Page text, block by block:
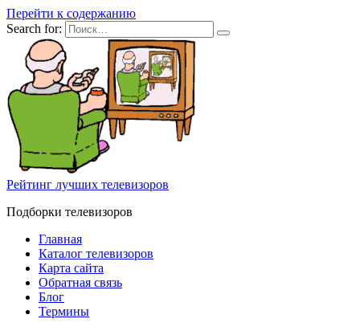
Перейти к содержанию
Search for:
Рейтинг лучших телевизоров
Подборки телевизоров
Главная
Каталог телевизоров
Карта сайта
Обратная связь
Блог
Термины